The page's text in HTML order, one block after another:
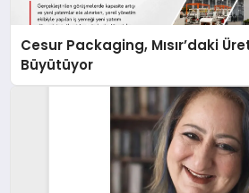
Cesur Packaging, Mısır’daki
Büyütüyor